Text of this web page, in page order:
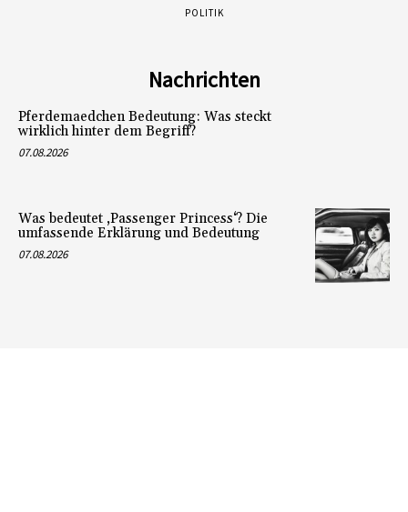
POLITIK
Nachrichten
Pferdemaedchen Bedeutung: Was steckt
wirklich hinter dem Begriff?
07.08.2026
Was bedeutet ‚Passenger Princess‘? Die
umfassende Erklärung und Bedeutung
07.08.2026